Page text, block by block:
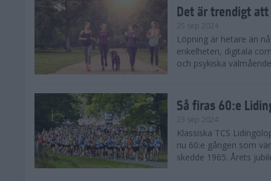
Det är trendigt
25 sep 2024
Löpning är hetare än
enkelheten, digitala
och psykiska
Så firas 60:e
23 sep 2024
Klassiska TCS
nu 60:e gången som
skedde 1965. Årets